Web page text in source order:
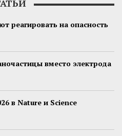
реагировать на опасность
вместо электрода
в Nature и Science